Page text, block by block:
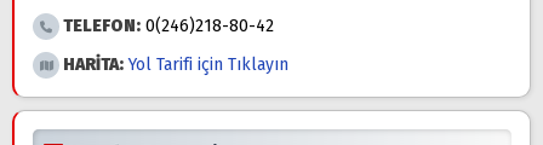
TELEFON: 0(246)218-80-42
HARİTA: Yol Tarifi için Tıklayın